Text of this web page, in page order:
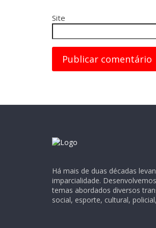
Site
Há mais de duas décadas
imparcialidade.
temas abordados diversos
social, esporte, cultural,